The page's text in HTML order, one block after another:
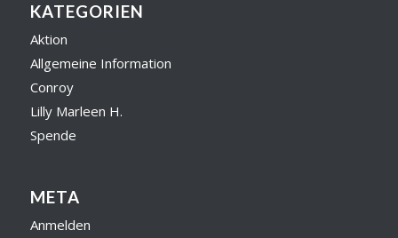
KATEGORIEN
Aktion
Allgemeine Information
Conroy
Lilly Marleen H.
Spende
META
Anmelden